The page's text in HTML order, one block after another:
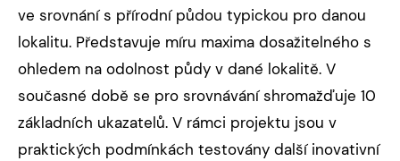
ve srovnání s přírodní půdou typickou pro danou
lokalitu. Představuje míru maxima dosažitelného s
ohledem na odolnost půdy v dané lokalitě. V
současné době se pro srovnávání shromažďuje 10
základních ukazatelů. V rámci projektu jsou v
praktických podmínkách testovány další inovativní